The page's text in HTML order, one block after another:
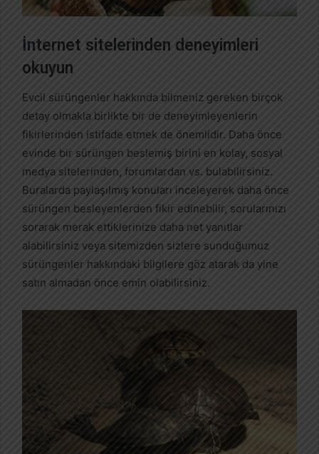
İnternet sitelerinden deneyimleri
okuyun
Evcil sürüngenler hakkında bilmeniz gereken birçok
detay olmakla birlikte bir de deneyimleyenlerin
fikirlerinden istifade etmek de önemlidir. Daha önce
evinde bir sürüngen beslemiş birini en kolay, sosyal
medya sitelerinden, forumlardan vs. bulabilirsiniz.
Buralarda paylaşılmış konuları inceleyerek daha önce
sürüngen besleyenlerden fikir edinebilir, sorularınızı
sorarak merak ettiklerinize daha net yanıtlar
alabilirsiniz veya sitemizden sizlere sunduğumuz
sürüngenler hakkındaki bilgilere göz atarak da yine
satın almadan önce emin olabilirsiniz.